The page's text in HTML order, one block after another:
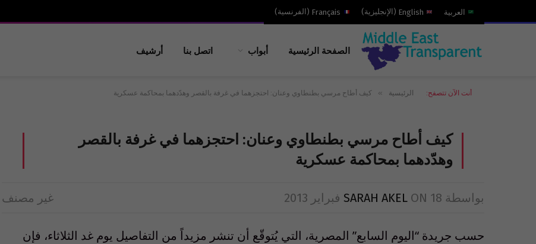
العربية English
( الإنجليزية)
Français
( الفرنسية)
الصفحة الرئيسية أبواب اتصل بنا أرشيف
أنت الآن تتصفح: الرئيسية » كيف أطاح مرسي بطنطاوي وعنان: احتجزهما في غرفة بالقصر وهدّدهما بمحاكمة عسكرية
كيف أطاح مرسي بطنطاوي وعنان: احتجزهما في غرفة بالقصر
وهدّدهما بمحاكمة عسكرية
بواسطة SARAH AKEL ON 18 فبراير 2013 غير مصنف
حسب جريدة “اليوم السابع” المصرية، التي يُتوقّع أن تنشر مزيداً من التفاصيل يوم غد الثلاثاء، فإن